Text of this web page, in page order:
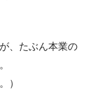
、たぶん本業の
）